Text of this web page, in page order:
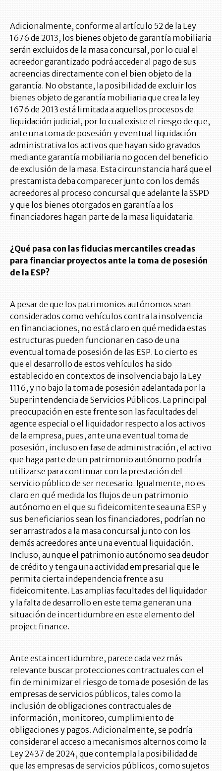
Adicionalmente, conforme al artículo 52 de la Ley
1676 de 2013, los bienes objeto de garantía mobiliaria
serán excluidos de la masa concursal, por lo cual el
acreedor garantizado podrá acceder al pago de sus
acreencias directamente con el bien objeto de la
garantía. No obstante, la posibilidad de excluir los
bienes objeto de garantía mobiliaria que crea la ley
1676 de 2013 está limitada a aquellos procesos de
liquidación judicial, por lo cual existe el riesgo de que,
ante una toma de posesión y eventual liquidación
administrativa los activos que hayan sido gravados
mediante garantía mobiliaria no gocen del beneficio
de exclusión de la masa. Esta circunstancia hará que el
prestamista deba comparecer junto con los demás
acreedores al proceso concursal que adelante la SSPD
y que los bienes otorgados en garantía a los
financiadores hagan parte de la masa liquidataria.
¿Qué pasa con las fiducias mercantiles creadas
para financiar proyectos ante la toma de posesión
de la ESP?
A pesar de que los patrimonios autónomos sean
considerados como vehículos contra la insolvencia
en financiaciones, no está claro en qué medida estas
estructuras pueden funcionar en caso de una
eventual toma de posesión de las ESP. Lo cierto es
que el desarrollo de estos vehículos ha sido
establecido en contextos de insolvencia bajo la Ley
1116, y no bajo la toma de posesión adelantada por la
Superintendencia de Servicios Públicos. La principal
preocupación en este frente son las facultades del
agente especial o el liquidador respecto a los activos
de la empresa, pues, ante una eventual toma de
posesión, incluso en fase de administración, el activo
que haga parte de un patrimonio autónomo podría
utilizarse para continuar con la prestación del
servicio público de ser necesario. Igualmente, no es
claro en qué medida los flujos de un patrimonio
autónomo en el que su fideicomitente sea una ESP y
sus beneficiarios sean los financiadores, podrían no
ser arrastrados a la masa concursal junto con los
demás acreedores ante una eventual liquidación.
Incluso, aunque el patrimonio autónomo sea deudor
de crédito y tenga una actividad empresarial que le
permita cierta independencia frente a su
fideicomitente. Las amplias facultades del liquidador
y la falta de desarrollo en este tema generan una
situación de incertidumbre en este elemento del
project finance.
Ante esta incertidumbre, parece cada vez más
relevante buscar protecciones contractuales con el
fin de minimizar el riesgo de toma de posesión de las
empresas de servicios públicos, tales como la
inclusión de obligaciones contractuales de
información, monitoreo, cumplimiento de
obligaciones y pagos. Adicionalmente, se podría
considerar el acceso a mecanismos alternos como la
Ley 2437 de 2024, que contempla la posibilidad de
que las empresas de servicios públicos, como sujetos